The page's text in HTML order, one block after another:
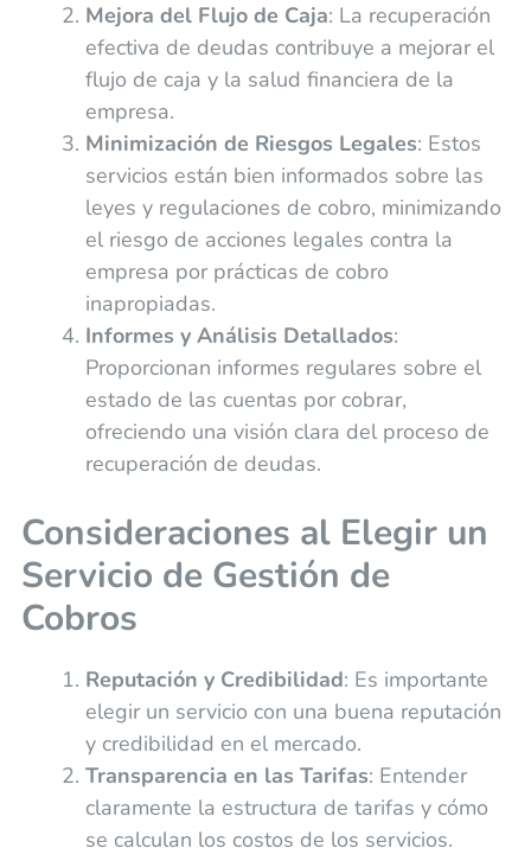
Mejora del Flujo de Caja: La recuperación
efectiva de deudas contribuye a mejorar el
flujo de caja y la salud financiera de la
empresa.
Minimización de Riesgos Legales: Estos
servicios están bien informados sobre las
leyes y regulaciones de cobro, minimizando
el riesgo de acciones legales contra la
empresa por prácticas de cobro
inapropiadas.
Informes y Análisis Detallados:
Proporcionan informes regulares sobre el
estado de las cuentas por cobrar,
ofreciendo una visión clara del proceso de
recuperación de deudas.
Consideraciones al Elegir un
Servicio de Gestión de
Cobros
Reputación y Credibilidad: Es importante
elegir un servicio con una buena reputación
y credibilidad en el mercado.
Transparencia en las Tarifas: Entender
claramente la estructura de tarifas y cómo
se calculan los costos de los servicios.